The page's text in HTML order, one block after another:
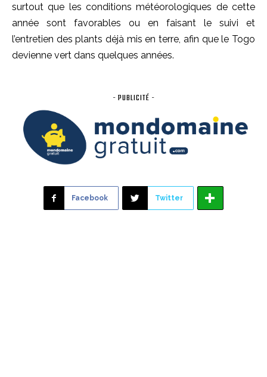
surtout que les conditions météorologiques de cette
année sont favorables ou en faisant le suivi et
l’entretien des plants déjà mis en terre, afin que le Togo
devienne vert dans quelques années.
- PUBLICITÉ -
Facebook Twitter